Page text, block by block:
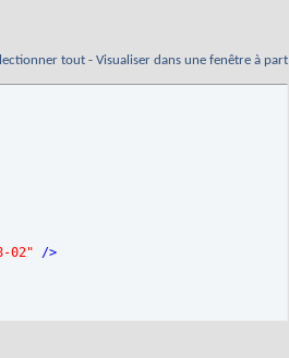
tout - Visualiser dans une fenêtre à part
02"
/>